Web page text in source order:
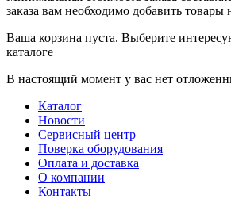
заказа вам необходимо добавить товары
Ваша корзина пуста. Выберите
каталоге
В настоящий момент у вас нет
Каталог
Новости
Сервисный центр
Поверка оборудования
Оплата и доставка
О компании
Контакты